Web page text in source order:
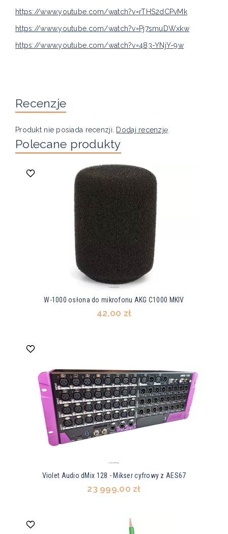
https://www.youtube.com/watch?v=rTHS2dCPvMk
https://www.youtube.com/watch?v=Pj7smuDWxkw
https://www.youtube.com/watch?v=483-YNjY-9w
Recenzje
Produkt nie posiada recenzji. Dodaj recenzję
Polecane produkty
W-1000 osłona do mikrofonu AKG C1000 MKIV
42,00 zł
Violet Audio dMix 128 - Mikser cyfrowy z AES67
23 999,00 zł